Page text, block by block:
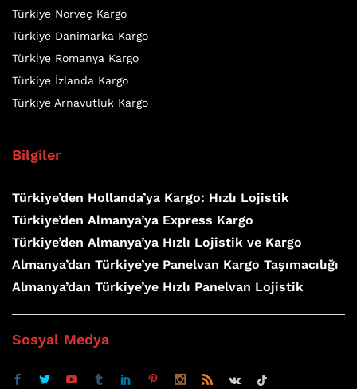
Türkiye Norveç Kargo
Türkiye Danimarka Kargo
Türkiye Romanya Kargo
Türkiye İzlanda Kargo
Türkiye Arnavutluk Kargo
Bilgiler
Türkiye’den Hollanda’ya Kargo: Hızlı Lojistik
Türkiye’den Almanya’ya Express Kargo
Türkiye’den Almanya’ya Hızlı Lojistik ve Kargo
Almanya’dan Türkiye’ye Panelvan Kargo Taşımacılığı
Almanya’dan Türkiye’ye Hızlı Panelvan Lojistik
Sosyal Medya